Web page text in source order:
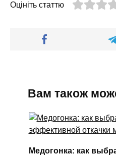
Оцініть статтю
Вам також
Медогонка: как